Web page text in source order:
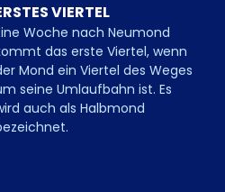
VIERTEL
Woche nach Neumond
das erste Viertel, wenn
Mond ein Viertel des Weges
seine Umlaufbahn ist. Es
auch als Halbmond